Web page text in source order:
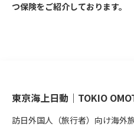
つ保険をご紹介しております。
東京海上日動｜TOKIO
訪日外国人（旅行者）向け海外